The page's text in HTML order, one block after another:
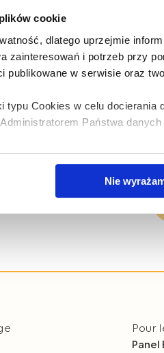
cookie
dlatego uprzejmie
zainteresowań i potrzeb przy
publikowane w serwisie oraz
typu Cookies w celu docierania
Państwa
uzyskiwania dostępu do tych
wybór opcji „Nie wyrażam
Nie
Pour
Panel